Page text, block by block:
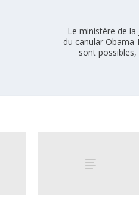
Le ministère de
du canular
sont possibles,